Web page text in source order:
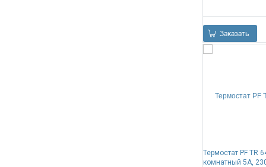
Заказать
Термостат PF TR
комнатный 5А,